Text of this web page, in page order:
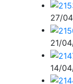
27/
21/
14/